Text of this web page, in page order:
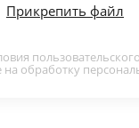
Прикрепить файл
на обработку